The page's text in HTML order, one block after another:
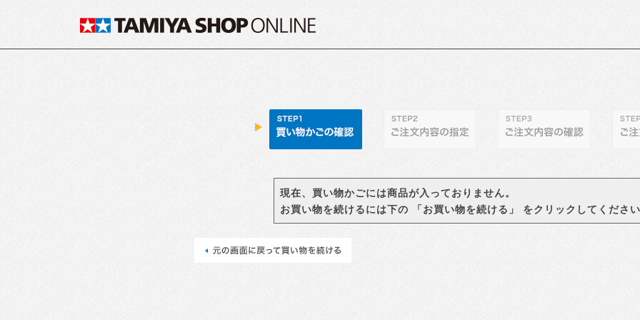
現在、買い物かごには商品が入っておりません。
お買い物を続けるには下の 「お買い物を続ける」 をクリックしてくださ